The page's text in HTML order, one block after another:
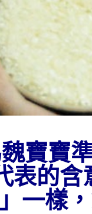
寶寶
表的含
一樣